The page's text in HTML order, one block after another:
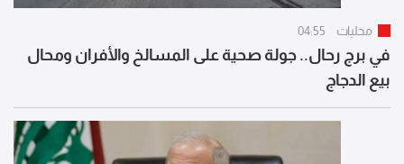
محليات 04:55
في برج رحال.. جولة صحية على المسالخ والأفران ومحال
بيع الدجاج